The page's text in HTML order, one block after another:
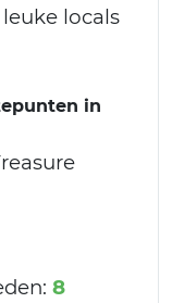
locals
in
8